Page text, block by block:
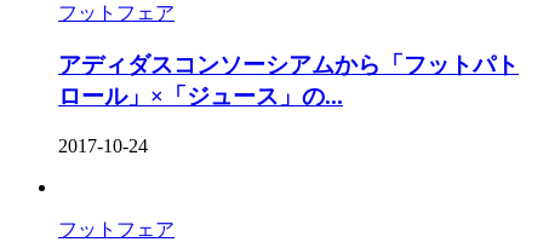
フットフェア
アディダスコンソーシアムから「フットパト
ロール」×「ジュース」の...
2017-10-24
フットフェア